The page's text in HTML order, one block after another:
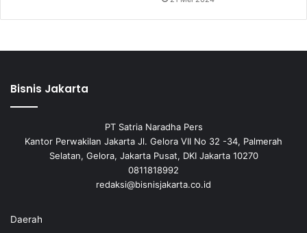
Bisnis Jakarta
PT Satria Naradha Pers
Kantor Perwakilan Jakarta Jl. Gelora VII No 32 -34, Palmerah
Selatan, Gelora, Jakarta Pusat, DKI Jakarta 10270
0811818992
redaksi@bisnisjakarta.co.id
Daerah